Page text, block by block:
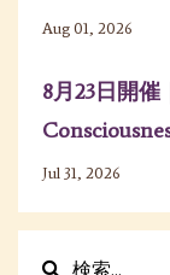
Aug 01, 2026
8月23日開
Jul 31, 2026